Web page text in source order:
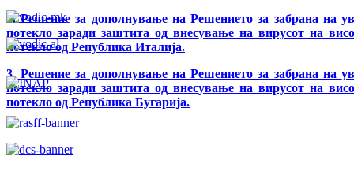
2. Решение за дополнување на Решението за забрана на
потекло заради заштита од внесување на вирусот на
потекло од Република Италија.
3. Решение за дополнување на Решението за забрана на
потекло заради заштита од внесување на вирусот на
потекло од Република Бугарија.